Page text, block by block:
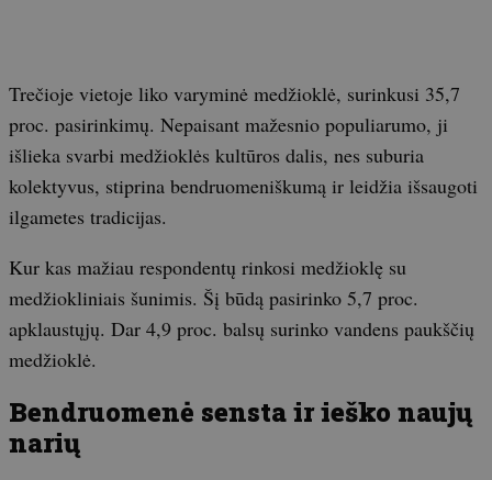
Trečioje vietoje liko varyminė medžioklė, surinkusi 35,7
proc. pasirinkimų. Nepaisant mažesnio populiarumo, ji
išlieka svarbi medžioklės kultūros dalis, nes suburia
kolektyvus, stiprina bendruomeniškumą ir leidžia išsaugoti
ilgametes tradicijas.
Kur kas mažiau respondentų rinkosi medžioklę su
medžiokliniais šunimis. Šį būdą pasirinko 5,7 proc.
apklaustųjų. Dar 4,9 proc. balsų surinko vandens paukščių
medžioklė.
Bendruomenė sensta ir ieško naujų
narių